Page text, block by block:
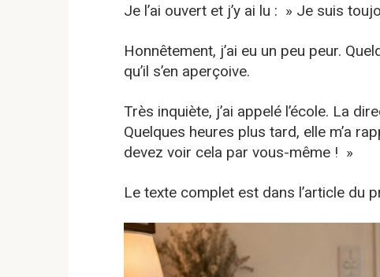
Je l’ai ouvert et j’y ai lu : » Je suis
Honnêtement, j’ai eu un peu peur.
qu’il s’en aperçoive.
Très inquiète, j’ai appelé l’école. La
Quelques heures plus tard, elle m’a
devez voir cela par vous-même ! »
Le texte complet est dans l’article du